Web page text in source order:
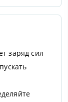
заряд сил